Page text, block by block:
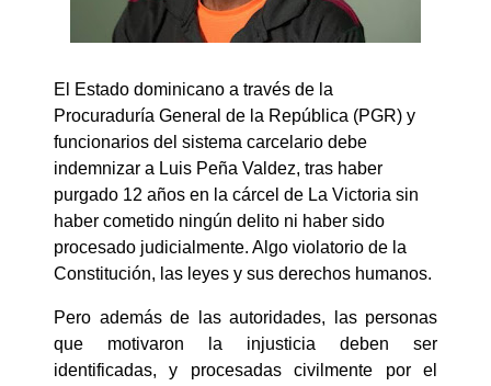
El Estado dominicano a través de la
Procuraduría General de la República (PGR) y
funcionarios del sistema carcelario debe
indemnizar a Luis Peña Valdez, tras haber
purgado 12 años en la cárcel de La Victoria sin
haber cometido ningún delito ni haber sido
procesado judicialmente. Algo violatorio de la
Constitución, las leyes y sus derechos humanos.
Pero además de las autoridades, las personas
que motivaron la injusticia deben ser
identificadas, y procesadas civilmente por el